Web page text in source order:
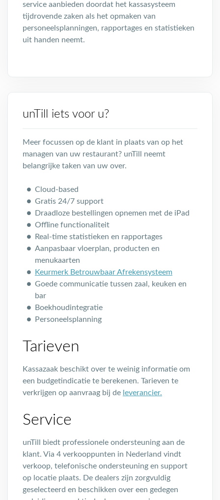
service aanbieden doordat het kassasysteem
tijdrovende zaken als het opmaken van
personeelsplanningen, rapportages en statistieken
uit handen neemt.
unTill iets voor u?
Meer focussen op de klant in plaats van op het
managen van uw restaurant? unTill neemt
belangrijke taken van uw over.
Cloud-based
Gratis 24/7 support
Draadloze bestellingen opnemen met de iPad
Offline functionaliteit
Real-time statistieken en rapportages
Aanpasbaar vloerplan, producten en
menukaarten
Keurmerk Betrouwbaar Afrekensysteem
Goede communicatie tussen zaal, keuken en
bar
Boekhoudintegratie
Personeelsplanning
Tarieven
Kassazaak beschikt over te weinig informatie om
een budgetindicatie te berekenen. Tarieven te
verkrijgen op aanvraag bij de leverancier.
Service
unTill biedt professionele ondersteuning aan de
klant. Via 4 verkooppunten in Nederland vindt
verkoop, telefonische ondersteuning en support
op locatie plaats. De dealers zijn zorgvuldig
geselecteerd en beschikken over een gedegen